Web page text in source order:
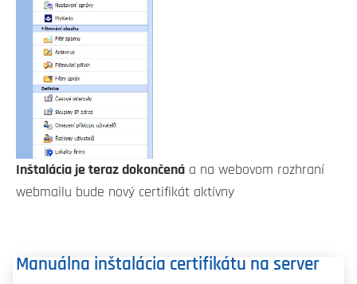
Inštalácia je teraz dokončená a na webovom rozhraní
webmailu bude nový certifikát aktívny
Manuálna inštalácia certifikátu na server